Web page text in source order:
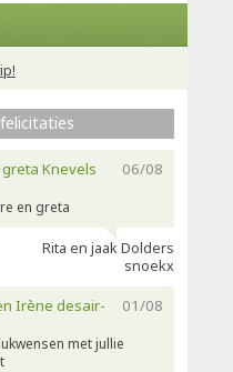
06/08
Knevels
en greta
Rita en jaak Dolders
snoekx
01/08
Irène desair-
met jullie